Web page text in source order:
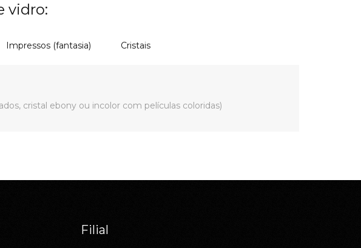
vidro:
Impressos (fantasia) Cristais
cristal ebony ou incolor com películas coloridas)
Filial